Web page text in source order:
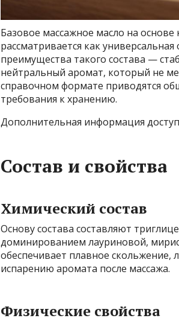
Базовое массажное масло на
рассматривается как
преимущества такого состава —
нейтральный аромат, который не
справочном формате приводятся
требования к хранению.
Дополнительная информация
Состав и свойства
Химический состав
Основу состава составляют
доминированием лауриновой,
обеспечивает плавное скольжение,
испарению аромата после массажа.
Физические свойства